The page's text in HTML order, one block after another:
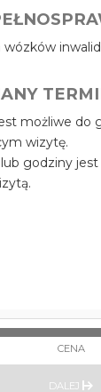
wózków
możliwe do
wizytę.
godziny
CENA
DALEJ